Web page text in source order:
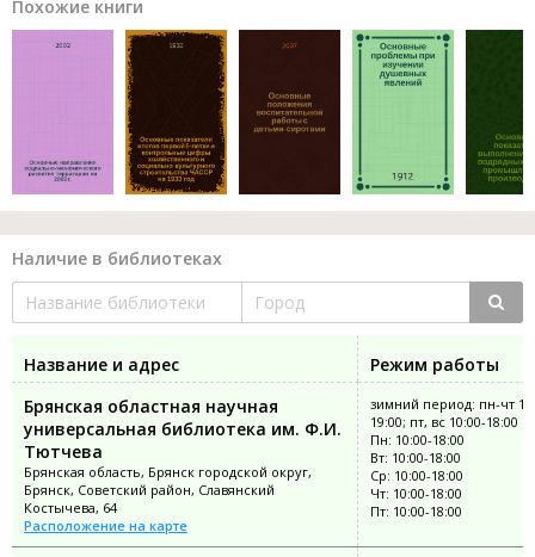
Похожие книги
Наличие в библиотеках
Название и адрес
Режим работы
Брянская областная научная
универсальная библиотека им. Ф.И.
Тютчева
Брянская область, Брянск городской округ,
Брянск, Советский район, Славянский
Костычева, 64
Расположение на карте
зимний период: пн-чт
19:00; пт, вс 10:00-18:00
Пн: 10:00-18:00
Вт: 10:00-18:00
Ср: 10:00-18:00
Чт: 10:00-18:00
Пт: 10:00-18:00